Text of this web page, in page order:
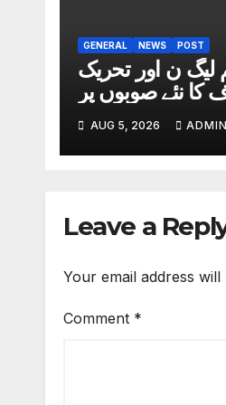
GENERAL NEWS POST
لیگ ن اور تحریک
کا نئے صوبوں پر
اتفاق
AUG 5, 2026 ADMIN
Leave a
Your email address
Comment *